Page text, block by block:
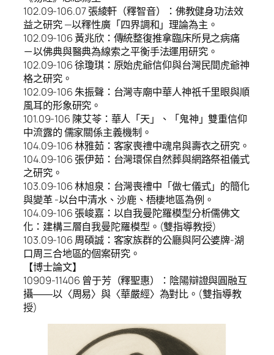
102.09-106.07 張綾軒（釋智音）：佛教健身功法效
益之研究 —以釋性廣「四界調和」理論為主。
102.09-106 黃兆欣：傳統整復推拿臨床所見之病痛
－以佛典與醫典為線索之平衡手法運用研究。
102.09-106 徐瓊琪：原始虎爺信仰與台灣民間虎爺神
格之研究。
102.09-106 朱振聲：台灣寺廟中華人神祇千里眼與順
風耳的形象研究。
101.09-106 陳艾苓：華人「天」、「鬼神」雙重信仰
中流露的 儒家關係主義機制。
104.09-106 林雅茹：客家喪禮中魂帛與壽衣之研究。
104.09-106 張伊茹：台灣環保自然葬與網路祭祖儀式
之研究。
103.09-106 林旭泉：台灣喪禮中「做七儀式」的簡化
與變革 -以台中清水、沙鹿、梧棲地區為例。
104.09-106 張峻嘉：以自我曼陀羅模型分析儒佛文
化：建構三層自我曼陀羅模型。(雙指導教授)
103.09-106 周碩誠：客家族群的公廳與阿公婆牌-湖
口周三合地區的個案研究。
【博士論文】
10909-11406 曾于芳（釋聖惠）：陰陽辯證與圓融互
攝――以〈周易〉與〈華嚴經〉為對比。(雙指導教
授)